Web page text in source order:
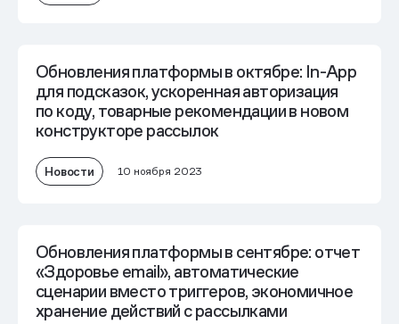
Обновления платформы в октябре: In-App
для подсказок, ускоренная авторизация
по коду, товарные рекомендации в новом
конструкторе рассылок
Новости 10 ноября 2023
Обновления платформы в сентябре: отчет
«Здоровье email», автоматические
сценарии вместо триггеров, экономичное
хранение действий с рассылками